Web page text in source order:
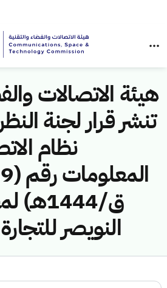
هيئة الاتصالات
تنشر قرار لجنة
نظام
ق/
النويصر